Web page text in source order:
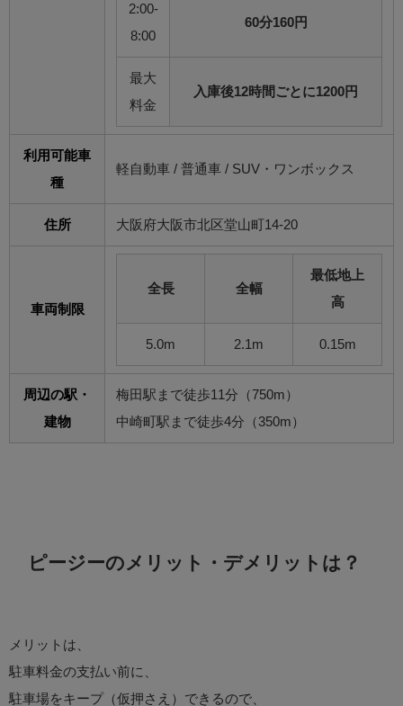
2:00-
8:00
60分160円
最大
料金
入庫後12時間ごとに1200円
利用可能車
種
軽自動車 / 普通車 / SUV・ワンボックス
住所 大阪府大阪市北区堂山町14-20
車両制限
全長 全幅
最低地上
高
5.0m 2.1m 0.15m
周辺の駅・
建物
梅田駅まで徒歩11分（750m）
中崎町駅まで徒歩4分（350m）
ピージーのメリット・デメリットは？
メリットは、
駐車料金の支払い前に、
駐車場をキープ（仮押さえ）できるので、